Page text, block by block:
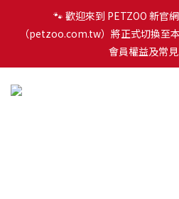
🐾 歡迎來到 PETZOO 新官
（petzoo.com.tw）將正式切換至
會員權益及常
會員權益及常
✨【新朋友見面禮】現在註冊即領
免運優惠